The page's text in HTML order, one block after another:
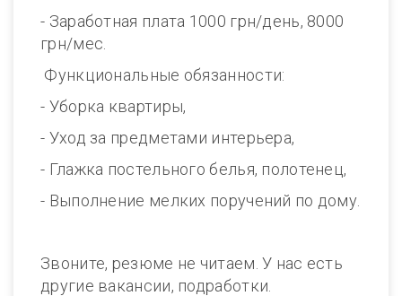
- Заработная плата 1000 грн/день, 8000
грн/мес.
Функциональные обязанности:
- Уборка квартиры,
- Уход за предметами интерьера,
- Глажка постельного белья, полотенец,
- Выполнение мелких поручений по дому.
Звоните, резюме не читаем. У нас есть
другие вакансии, подработки.